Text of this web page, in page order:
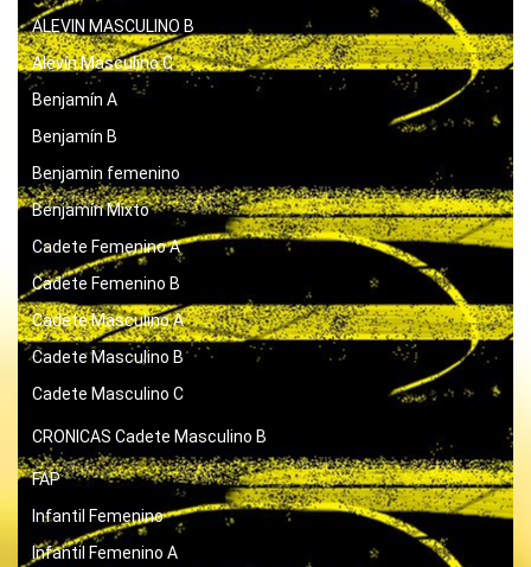
ALEVIN MASCULINO B
Alevín Masculino C
Benjamín A
Benjamín B
Benjamin femenino
Benjamín Mixto
Cadete Femenino A
Cadete Femenino B
Cadete Masculino A
Cadete Masculino B
Cadete Masculino C
CRONICAS Cadete Masculino B
FAP
Infantil Femenino
Infantil Femenino A